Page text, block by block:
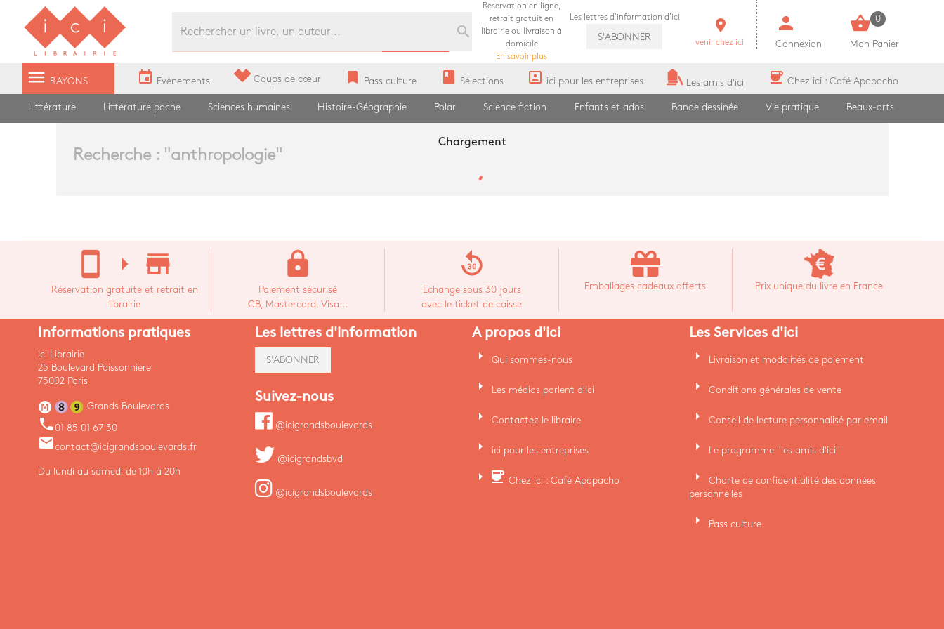
Librairie Ici Grands Boulevards
search
Réservation en ligne,
retrait gratuit en
librairie ou livraison à
domicile
En savoir plus
Les lettres d'information d'ici
S'ABONNER
room
venir chez ici
person
Connexion
shopping_basket 0
Mon Panier
menu RAYONS event Evènements Coups de cœur bookmark Pass culture book Sélections portrait ici pour les entreprises Les amis d'ici coffee Chez ici : Café Apapacho
Littérature Littérature poche Sciences humaines Histoire-Géographie Polar Science fiction Enfants et ados Bande dessinée Vie pratique Beaux-arts
Recherche : "anthropologie"
Chargement
stay_current_portrait arrow_right store_mall_directory
Réservation gratuite et retrait en
librairie
lock
Paiement sécurisé
CB, Mastercard, Visa...
replay_30
Echange sous 30 jours
avec le ticket de caisse
Emballages cadeaux offerts Prix unique du livre en France
Informations pratiques
Ici Librairie
25 Boulevard Poissonnière
75002 Paris
Grands Boulevards
phone 01 85 01 67 30
emailcontact@icigrandsboulevards.fr
Du lundi au samedi de 10h à 20h
Les lettres d'information
S'ABONNER
Suivez-nous
@icigrandsboulevards
@icigrandsbvd
@icigrandsboulevards
A propos d'ici
arrow_right Qui sommes-nous
arrow_right Les médias parlent d'ici
arrow_right Contactez le libraire
arrow_right ici pour les entreprises
arrow_right coffee Chez ici : Café Apapacho
Les Services d'ici
arrow_right Livraison et modalités de paiement
arrow_right Conditions générales de vente
arrow_right Conseil de lecture personnalisé par email
arrow_right Le programme "les amis d'ici"
arrow_right
Charte de confidentialité des données
personnelles
arrow_right Pass culture